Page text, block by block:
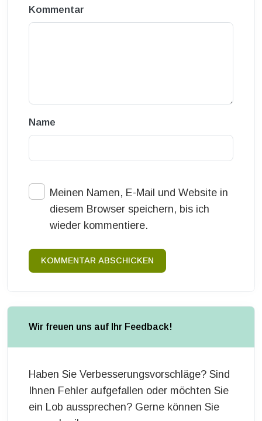
Kommentar
Name
Meinen Namen, E-Mail und Website in
diesem Browser speichern, bis ich
wieder kommentiere.
KOMMENTAR ABSCHICKEN
Wir freuen uns auf Ihr Feedback!
Haben Sie Verbesserungsvorschläge? Sind
Ihnen Fehler aufgefallen oder möchten Sie
ein Lob aussprechen? Gerne können Sie